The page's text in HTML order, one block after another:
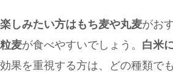
しみたい方はもち麦や丸麦がお
麦が食べやすいでしょう。 白米
果を重視する方は、どの種類で